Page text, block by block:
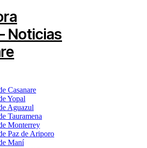
Casanare
Yopal
Aguazul
Tauramena
Monterrey
Paz de Ariporo
Maní